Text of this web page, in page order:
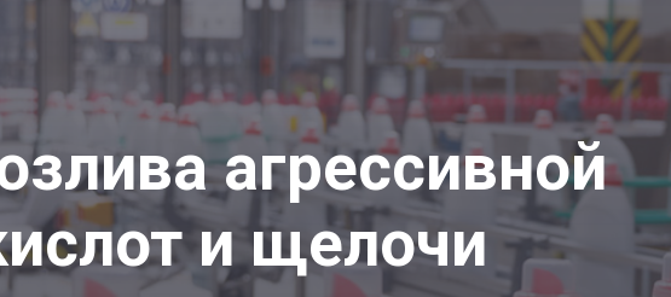
агрессивной
и щелочи